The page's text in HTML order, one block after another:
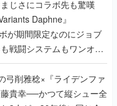
じさにコラボ先も驚嘆
Daphne』
が期間限定なのにジョブ
戦闘システムもワンオフ
由を両ディレクターに聞
弓削雅稔×『ライデンファ
貴幸──かつて縦シュー全